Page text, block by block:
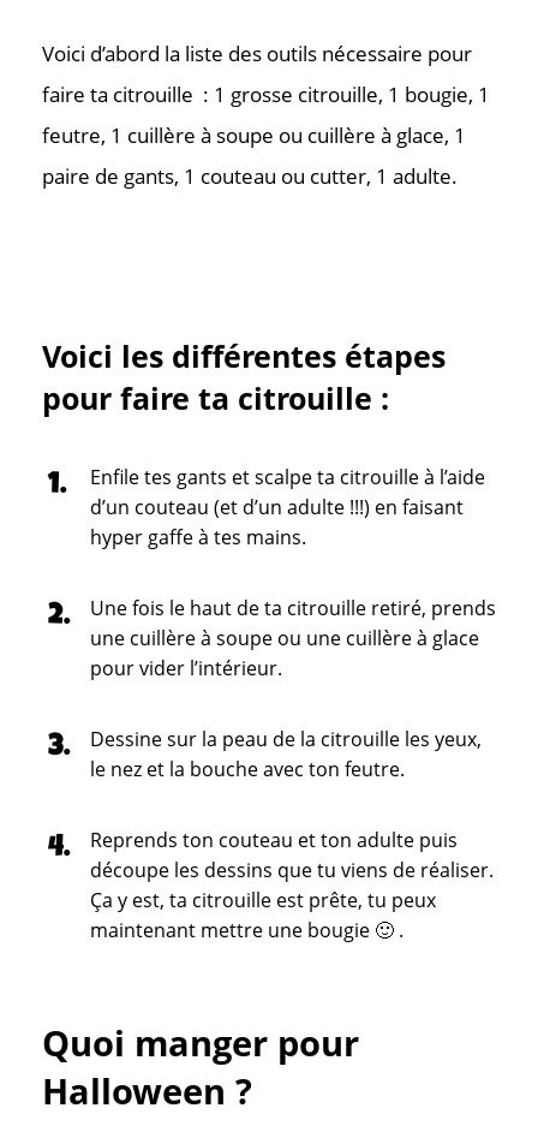
Voici d’abord la liste des outils nécessaire pour
faire ta citrouille : 1 grosse citrouille, 1 bougie, 1
feutre, 1 cuillère à soupe ou cuillère à glace, 1
paire de gants, 1 couteau ou cutter, 1 adulte.
Voici les différentes étapes
pour faire ta citrouille :
Enfile tes gants et scalpe ta citrouille à l’aide
d’un couteau (et d’un adulte !!!) en faisant
hyper gaffe à tes mains.
Une fois le haut de ta citrouille retiré, prends
une cuillère à soupe ou une cuillère à glace
pour vider l’intérieur.
Dessine sur la peau de la citrouille les yeux,
le nez et la bouche avec ton feutre.
Reprends ton couteau et ton adulte puis
découpe les dessins que tu viens de réaliser.
Ça y est, ta citrouille est prête, tu peux
maintenant mettre une bougie 🙂 .
Quoi manger pour
Halloween ?